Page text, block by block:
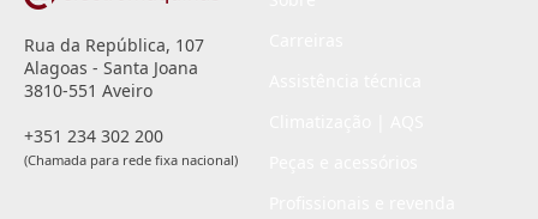
Rua da República, 107
Alagoas - Santa Joana
3810-551 Aveiro
+351 234 302 200
(Chamada para rede fixa nacional)